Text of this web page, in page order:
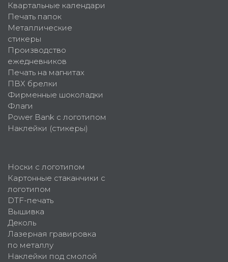
Квартальные календари
Печать папок
Металлические
стикеры
Производство
ежедневников
Печать на магнитах
ПВХ брелки
Фирменные шоколадки
Флаги
Power Bank с логотипом
Наклейки (стикеры)
Носки с логотипом
Картонные стаканчики с
логотипом
DTF-печать
Вышивка
Деколь
Лазерная гравировка
по металлу
Наклейки под смолой